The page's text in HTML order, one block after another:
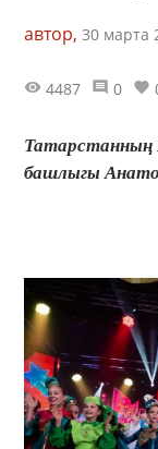
автор, 30 марта
4487 0
башлыгы